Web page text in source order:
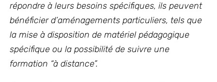
répondre à leurs besoins spécifiques, ils peuvent
bénéficier d’aménagements particuliers, tels que
la mise à disposition de matériel pédagogique
spécifique ou la possibilité de suivre une
formation “à distance”.